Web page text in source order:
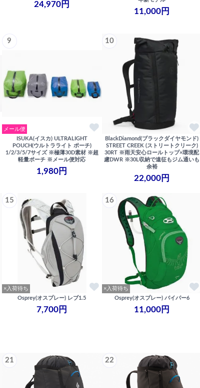
24,970円
11,000円
9
メール便
ISUKA(イスカ) ULTRALIGHT
POUCH(ウルトラライト ポーチ)
1/2/3/5/7サイズ ※極薄30D素材 ※超
軽量ポーチ ※メール便対応
1,980円
10
BlackDiamond(ブラックダイヤモンド)
STREET CREEK (ストリートクリーク)
30RT ※雨天安心ロールトップ×環境配
慮DWR ※30L収納で遠征もジム通いも
余裕
22,000円
15
×入荷待ち
Osprey(オスプレー) レブ1.5
7,700円
16
×入荷待ち
Osprey(オスプレー) バイパー6
11,000円
21 22